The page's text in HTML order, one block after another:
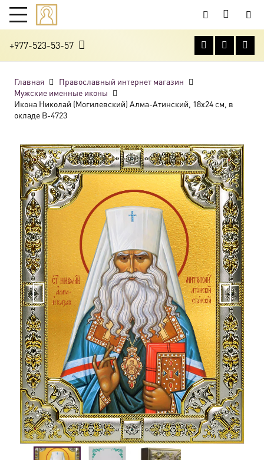
+977-523-53-57
Главная
Православный интернет магазин
Мужские именные иконы
Икона Николай (Могилевский) Алма-Атинский, 18х24 см, в
окладе B-4723